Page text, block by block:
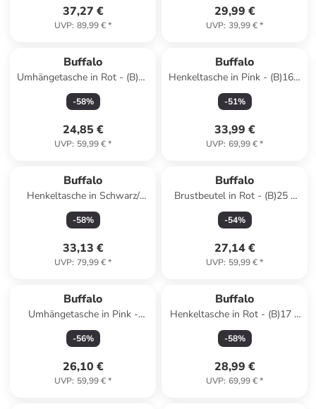
37,27 €
UVP: 89,99 €*
29,99 €
UVP: 39,99 €*
Buffalo
Umhängetasche in Rot - (B)20
x (H)11 x (T)5 cm
-58%
24,85 €
UVP: 59,99 €*
Buffalo
Henkeltasche in Pink - (B)16 x
(H)17 x (T)9 cm
-51%
33,99 €
UVP: 69,99 €*
Buffalo
Henkeltasche in Schwarz/
Weiß - (B)16 x (H)17 x (T)9
cm
-58%
33,13 €
UVP: 79,99 €*
Buffalo
Brustbeutel in Rot - (B)25 x
(H)13 x (T)9 cm
-54%
27,14 €
UVP: 59,99 €*
Buffalo
Umhängetasche in Pink -
(B)20 x (H)11 x (T)5 cm
-56%
26,10 €
UVP: 59,99 €*
Buffalo
Henkeltasche in Rot - (B)17 x
(H)10 x (T)7 cm
-58%
28,99 €
UVP: 69,99 €*